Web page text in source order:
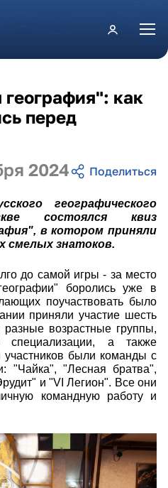
2024
как
перед
географического
состоялся квиз
в котором приняли
смелых знатоков.
до самой игры - за место
боролись уже в
поучаствовать было
приняли участие шесть
возрастные группы,
специализации, а также
были команды с
"Чайка", "Лесная братва",
и "VI Легион". Все они
командную работу и